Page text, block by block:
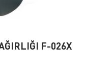
F-026X